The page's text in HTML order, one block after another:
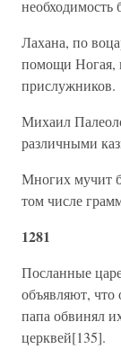
необходимость
Лахана, по
помощи Ногая,
прислужников.
Михаил
различными
Многих мучит
том числе
1281
Посланные
объявляют, что
папа обвинял
церквей[135].